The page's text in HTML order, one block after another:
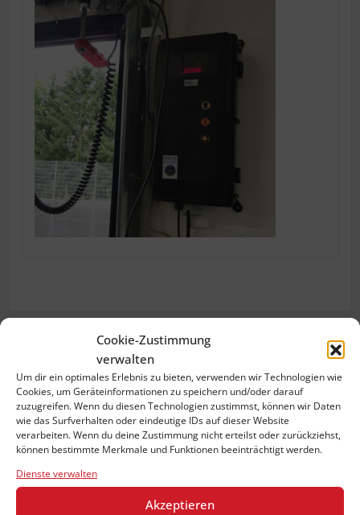
Cookie-Zustimmung
verwalten
Um dir ein optimales Erlebnis zu bieten, verwenden wir Technologien wie
Cookies, um Geräteinformationen zu speichern und/oder darauf
zuzugreifen. Wenn du diesen Technologien zustimmst, können wir Daten
wie das Surfverhalten oder eindeutige IDs auf dieser Website
verarbeiten. Wenn du deine Zustimmung nicht erteilst oder zurückziehst,
können bestimmte Merkmale und Funktionen beeinträchtigt werden.
Dienste verwalten
Akzeptieren
Beitragsnavigation
Previous:image